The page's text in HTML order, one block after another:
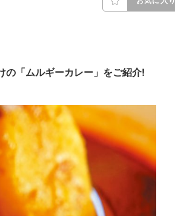
の「ムルギーカレー」をご紹介!